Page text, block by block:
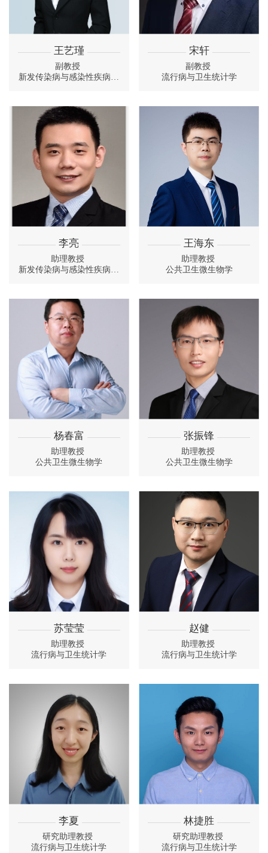
王艺瑾
副教授
新发传染病与感染性疾病预
宋轩
副教授
流行病与卫生统计学
李亮
助理教授
新发传染病与感染性疾病预
王海东
助理教授
公共卫生微生物学
杨春富
助理教授
公共卫生微生物学
张振锋
助理教授
公共卫生微生物学
苏莹莹
助理教授
流行病与卫生统计学
赵健
助理教授
流行病与卫生统计学
李夏
研究助理教授
流行病与卫生统计学
林捷胜
研究助理教授
流行病与卫生统计学